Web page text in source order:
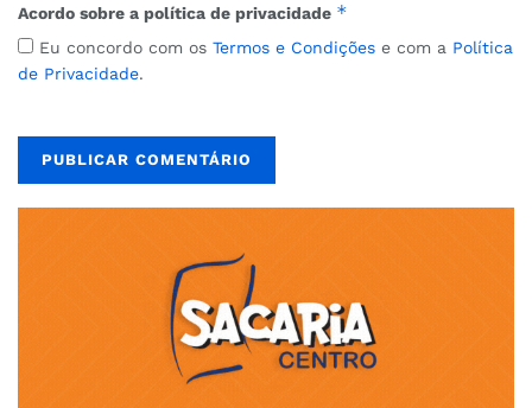
Acordo sobre a política de privacidade *
Eu concordo com os Termos e Condições e com a Política
de Privacidade.